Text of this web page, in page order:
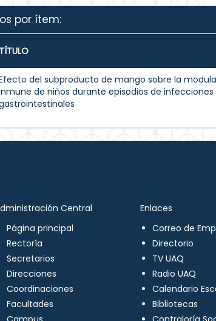
por ítem:
TÍTULO
del subproducto de mango sobre la
de niños durante episodios de infecciones
Central
Página principal
Rectoría
Secretarios
Direcciones
Coordinaciones
Facultades
Enlaces
Correo de
Directorio
TV UAQ
Radio UAQ
Calendario
Bibliotecas